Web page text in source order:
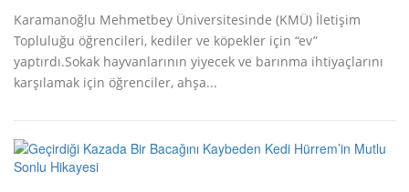
Karamanoğlu Mehmetbey Üniversitesinde (KMÜ) İletişim
Topluluğu öğrencileri, kediler ve köpekler için “ev”
yaptırdı.Sokak hayvanlarının yiyecek ve barınma ihtiyaçlarını
karşılamak için öğrenciler, ahşa...